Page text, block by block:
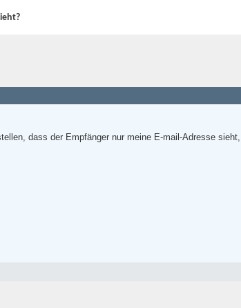
dass der Empfänger nur meine E-mail-Adresse